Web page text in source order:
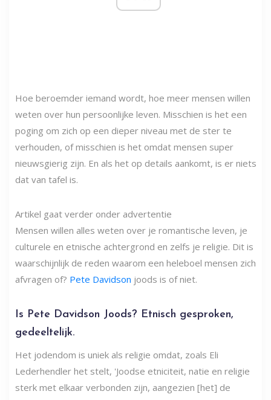
Hoe beroemder iemand wordt, hoe meer mensen willen
weten over hun persoonlijke leven. Misschien is het een
poging om zich op een dieper niveau met de ster te
verhouden, of misschien is het omdat mensen super
nieuwsgierig zijn. En als het op details aankomt, is er niets
dat van tafel is.
Artikel gaat verder onder advertentie
Mensen willen alles weten over je romantische leven, je
culturele en etnische achtergrond en zelfs je religie. Dit is
waarschijnlijk de reden waarom een ​​heleboel mensen zich
afvragen of? Pete Davidson joods is of niet.
Is Pete Davidson Joods? Etnisch gesproken,
gedeeltelijk.
Het jodendom is uniek als religie omdat, zoals Eli
Lederhendler het stelt, 'Joodse etniciteit, natie en religie
sterk met elkaar verbonden zijn, aangezien [het] de